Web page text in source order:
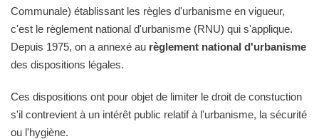
Communale) établissant les règles d'urbanisme en vigueur,
c'est le règlement national d'urbanisme (RNU) qui s'applique.
Depuis 1975, on a annexé au règlement national d'urbanisme
des dispositions légales.
Ces dispositions ont pour objet de limiter le droit de constuction
s'il contrevient à un intérêt public relatif à l'urbanisme, la sécurité
ou l'hygiène.